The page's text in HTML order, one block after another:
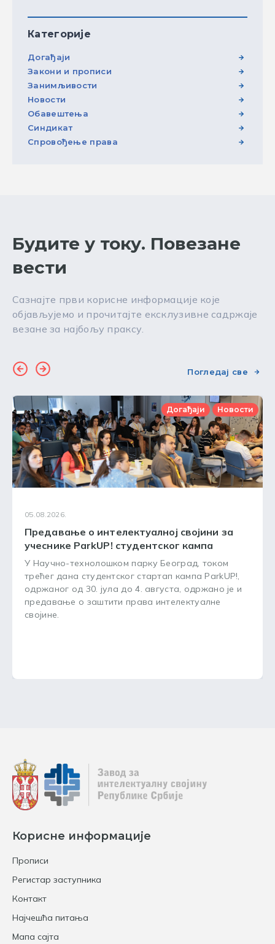
Категорије
Догађаји
Закони и прописи
Занимљивости
Новости
Обавештења
Синдикат
Спровођење права
Будите у току. Повезане
вести
Сазнајте први корисне информације које
објављујемо и прочитајте ексклузивне садржаје
везане за најбољу праксу.
Погледај све
Догађаји Новости
05.08.2026.
Предавање о интелектуалној својини за
учеснике ParkUP! студентског кампа
У Научно-технолошком парку Београд, током
трећег дана студентског стартап кампа ParkUP!,
одржаног од 30. јула до 4. августа, одржано је и
предавање о заштити права интелектуалне
својине.
Корисне информације
Прописи
Регистар заступника
Контакт
Најчешћа питања
Мапа сајта